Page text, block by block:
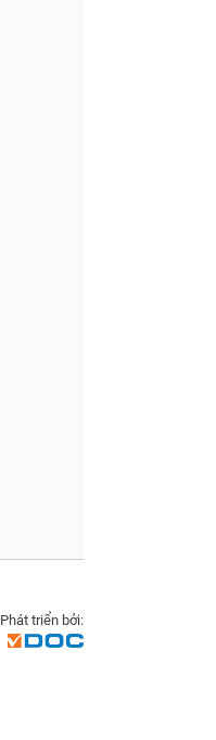
Phát triển bởi: